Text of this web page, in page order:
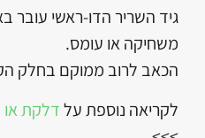
גיד השריר הדו-ראשי עובר
משחיקה או עומס.
הכאב לרוב ממוקם בחלק
לקריאה נוספת עלדלקת או